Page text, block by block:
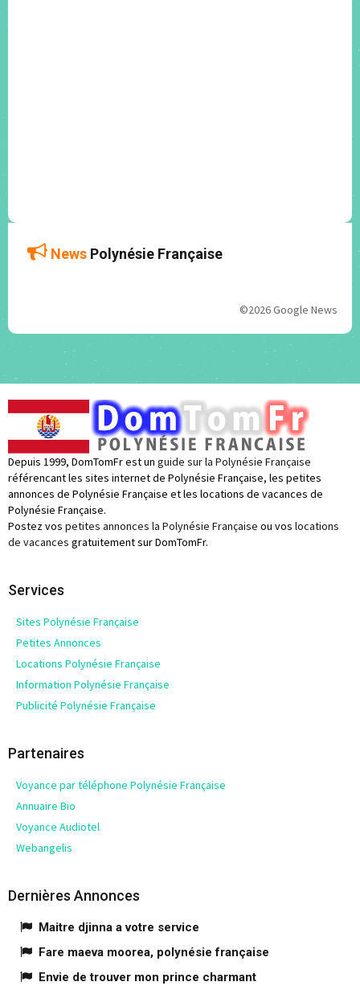
News Polynésie Française
©2026 Google News
Depuis 1999, DomTomFr est un guide sur la Polynésie Française
référencant les sites internet de Polynésie Française, les petites
annonces de Polynésie Française et les locations de vacances de
Polynésie Française.
Postez vos petites annonces la Polynésie Française ou vos locations
de vacances gratuitement sur DomTomFr.
Services
Sites Polynésie Française
Petites Annonces
Locations Polynésie Française
Information Polynésie Française
Publicité Polynésie Française
Partenaires
Voyance par téléphone Polynésie Française
Annuaire Bio
Voyance Audiotel
Webangelis
Dernières Annonces
Maitre djinna a votre service
Fare maeva moorea, polynésie française
Envie de trouver mon prince charmant